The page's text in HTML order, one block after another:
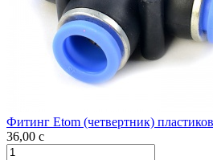
Фитинг Etom (четвертник)
36,00 c